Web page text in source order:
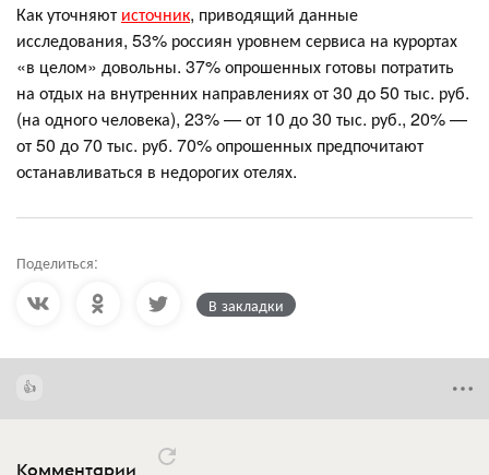
Как уточняют источник, приводящий данные
исследования, 53% россиян уровнем сервиса на курортах
«в целом» довольны. 37% опрошенных готовы потратить
на отдых на внутренних направлениях от 30 до 50 тыс. руб.
(на одного человека), 23% — от 10 до 30 тыс. руб., 20% —
от 50 до 70 тыс. руб. 70% опрошенных предпочитают
останавливаться в недорогих отелях.
Поделиться:
В закладки
Комментарии